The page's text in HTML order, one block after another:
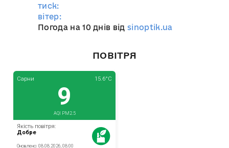
тиск:
вітер:
Погода на 10 днів відsinoptik.ua
ПОВІТРЯ